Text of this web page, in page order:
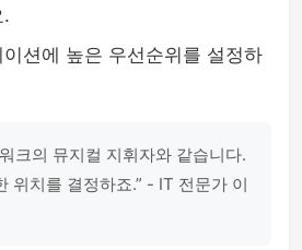
.
션에 높은 우선순위를 설정하
크의 뮤지컬 지휘자와 같습니다.
위치를 결정하죠.” - IT 전문가 이